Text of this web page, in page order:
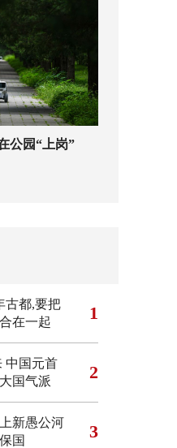
公园“上岗”
古都,要把
在一起
1
中国元首
国气派
2
新愚公河
国
3